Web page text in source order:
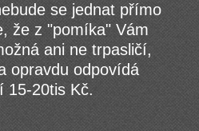
se jednat přímo
že z "pomíka" Vám
ani ne trpasličí,
opravdu odpovídá
15-20tis Kč.